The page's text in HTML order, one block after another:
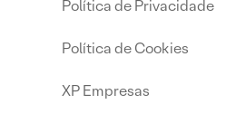
Política de Privacidade
Política de Cookies
XP Empresas